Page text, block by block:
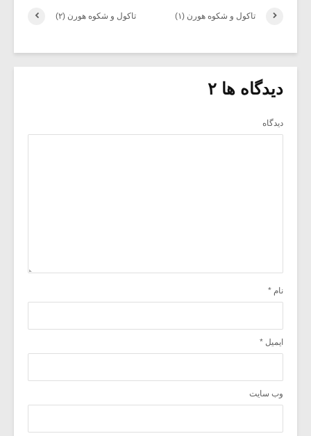
تاکول و شکوه هورن (۲) تاکول و شکوه هورن (۱)
دیدگاه ها ۲
دیدگاه
نام *
ایمیل *
وب‌ سایت